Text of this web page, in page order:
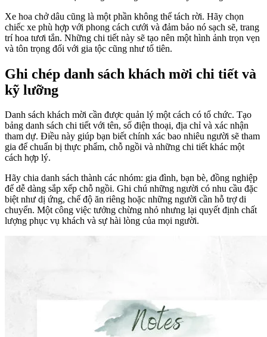
Xe hoa chở dâu cũng là một phần không thể tách rời. Hãy chọn
chiếc xe phù hợp với phong cách cưới và đảm bảo nó sạch sẽ, trang
trí hoa tươi tắn. Những chi tiết này sẽ tạo nên một hình ảnh trọn vẹn
và tôn trọng đối với gia tộc cũng như tổ tiên.
Ghi chép danh sách khách mời chi tiết và
kỹ lưỡng
Danh sách khách mời cần được quản lý một cách có tổ chức. Tạo
bảng danh sách chi tiết với tên, số điện thoại, địa chỉ và xác nhận
tham dự. Điều này giúp bạn biết chính xác bao nhiêu người sẽ tham
gia để chuẩn bị thực phẩm, chỗ ngồi và những chi tiết khác một
cách hợp lý.
Hãy chia danh sách thành các nhóm: gia đình, bạn bè, đồng nghiệp
để dễ dàng sắp xếp chỗ ngồi. Ghi chú những người có nhu cầu đặc
biệt như dị ứng, chế độ ăn riêng hoặc những người cần hỗ trợ di
chuyển. Một công việc tưởng chừng nhỏ nhưng lại quyết định chất
lượng phục vụ khách và sự hài lòng của mọi người.